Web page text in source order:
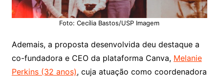
Foto: Cecília Bastos/USP Imagem
Ademais, a proposta desenvolvida deu destaque a
co-fundadora e CEO da plataforma Canva, Melanie
Perkins (32 anos), cuja atuação como coordenadora